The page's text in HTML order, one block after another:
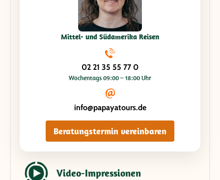
Mittel- und Südamerika Reisen
02 21 35 55 77 0
Wochentags 09:00 – 18:00 Uhr
info@papayatours.de
Beratungstermin vereinbaren
Video-Impressionen